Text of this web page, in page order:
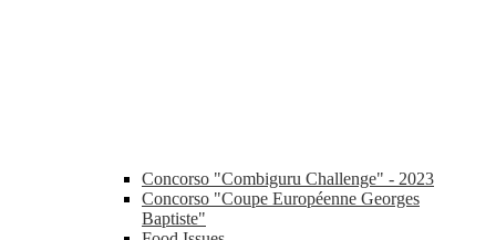
Concorso "Combiguru Challenge" - 2023
Concorso "Coupe Européenne Georges
Baptiste"